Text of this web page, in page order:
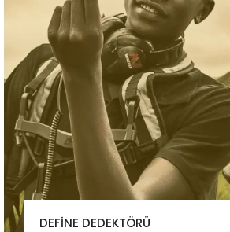
DEFİNE DEDEKTÖRÜ